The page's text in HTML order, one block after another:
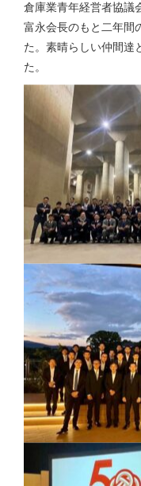
倉庫業青年経営者協議
富永会長のもと二年間
た。素晴らしい仲間達
た。